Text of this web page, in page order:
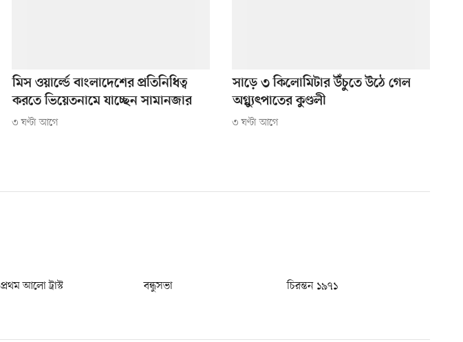
মিস ওয়ার্ল্ডে বাংলাদেশের প্রতিনিধিত্ব
করতে ভিয়েতনামে যাচ্ছেন সামানজার
৩ ঘণ্টা আগে
সাড়ে ৩ কিলোমিটার উঁচুতে উঠে গেল
অগ্ন্যুৎপাতের কুণ্ডলী
৩ ঘণ্টা আগে
প্রথম আলো ট্রাস্ট বন্ধুসভা
চিরন্তন ১৯৭১